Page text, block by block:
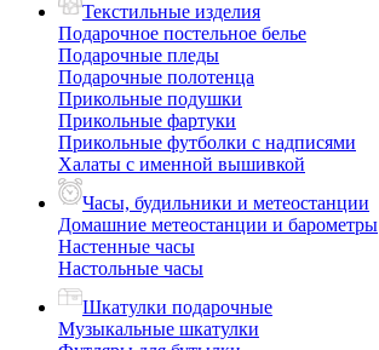
Текстильные изделия
Подарочное постельное белье
Подарочные пледы
Подарочные полотенца
Прикольные подушки
Прикольные фартуки
Прикольные футболки с надписями
Халаты с именной вышивкой
Часы, будильники и метеостанции
Домашние метеостанции и барометры
Настенные часы
Настольные часы
Шкатулки подарочные
Музыкальные шкатулки